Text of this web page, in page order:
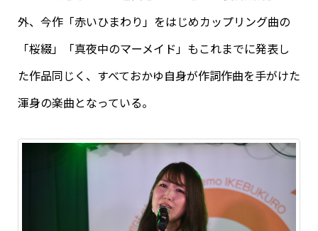
外、今作「赤いひまわり」をはじめカップリング曲の
「桜綴」「真夜中のマーメイド」もこれまでに発表し
た作品同じく、すべておかゆ自身が作詞作曲を手がけた
渾身の楽曲となっている。